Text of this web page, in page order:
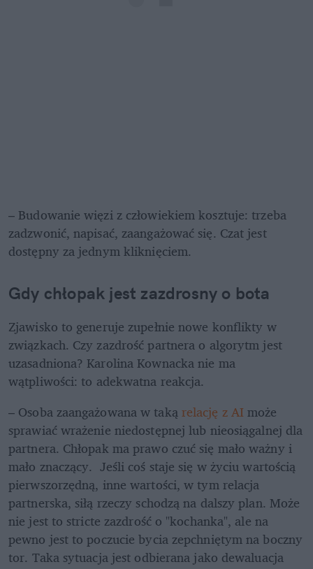
– Budowanie więzi z człowiekiem kosztuje: trzeba
zadzwonić, napisać, zaangażować się. Czat jest
dostępny za jednym kliknięciem.
Gdy chłopak jest zazdrosny o bota
Zjawisko to generuje zupełnie nowe konflikty w
związkach. Czy zazdrość partnera o algorytm jest
uzasadniona? Karolina Kownacka nie ma
wątpliwości: to adekwatna reakcja.
– Osoba zaangażowana w taką relację z AI może
sprawiać wrażenie niedostępnej lub nieosiągalnej dla
partnera. Chłopak ma prawo czuć się mało ważny i
mało znaczący.  Jeśli coś staje się w życiu wartością
pierwszorzędną, inne wartości, w tym relacja
partnerska, siłą rzeczy schodzą na dalszy plan. Może
nie jest to stricte zazdrość o "kochanka", ale na
pewno jest to poczucie bycia zepchniętym na boczny
tor. Taka sytuacja jest odbierana jako dewaluacja